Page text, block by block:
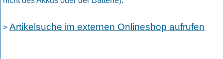
> Artikelsuche im externen Onlineshop aufrufen